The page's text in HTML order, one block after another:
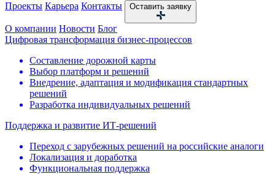
Проекты Карьера Контакты Оставить заявку
О компании Новости Блог
Цифровая трансформация бизнес-процессов
Составление дорожной карты
Выбор платформ и решений
Внедрение, адаптация и модификация стандартных
решений
Разработка индивидуальных решений
Поддержка и развитие ИТ-решений
Переход с зарубежных решений на российские аналоги
Локализация и доработка
Функциональная поддержка